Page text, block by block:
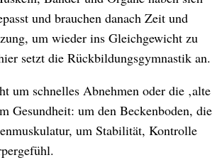
und brauchen danach Zeit und
um wieder ins Gleichgewicht zu
setzt die Rückbildungsgymnastik an.
um schnelles Abnehmen oder die ‚alte
Gesundheit: um den Beckenboden, die
um Stabilität, Kontrolle